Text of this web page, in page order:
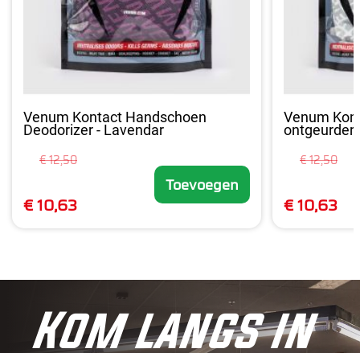
Venum Kontact Handschoen
Deodorizer - Lavendar
€ 12,50
€ 10,63
Toevoegen
Venum
ontgeurder
€ 12,50
€ 10,63
Kom langs in